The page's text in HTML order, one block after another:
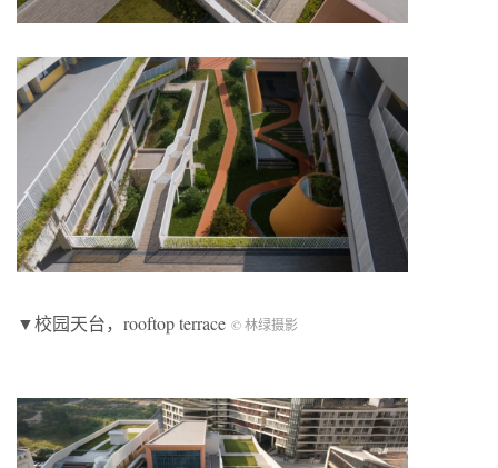
▼校园天台，rooftop terrace © 林绿摄影